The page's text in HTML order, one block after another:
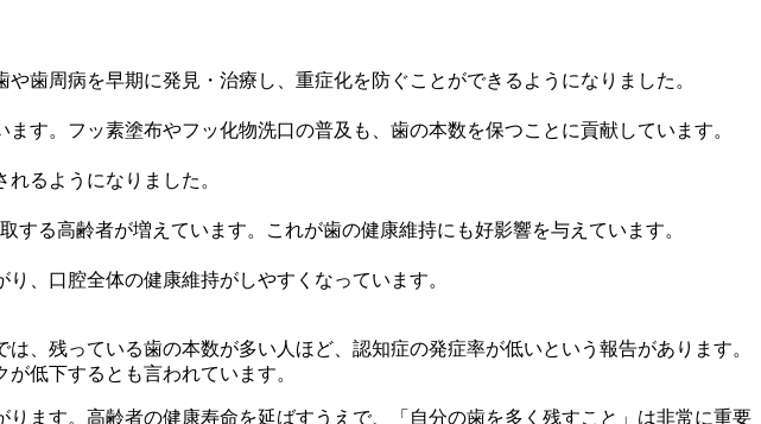
歯周病を早期に発見・治療し、重症化を防ぐことができるようになりました。
す。フッ素塗布やフッ化物洗口の普及も、歯の本数を保つことに貢献しています。
るようになりました。
る高齢者が増えています。これが歯の健康維持にも好影響を与えています。
、口腔全体の健康維持がしやすくなっています。
、残っている歯の本数が多い人ほど、認知症の発症率が低いという報告があります。
低下するとも言われています。
ます。高齢者の健康寿命を延ばすうえで、「自分の歯を多く残すこと」は非常に重要